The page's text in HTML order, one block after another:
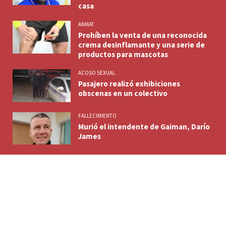
casa
ANMAT
Prohíben la venta de una reconocida
crema desinflamante y una serie de
productos para mascotas
ACOSO SEXUAL
Pasajero realizó exhibiciones
obscenas en un colectivo
FALLECIMIENTO
Murió el intendente de Gaiman, Darío
James